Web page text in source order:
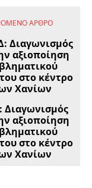
ΆΡΘΡΟ
Διαγωνισμός
αξιοποίηση
στο κέντρο
Χανίων